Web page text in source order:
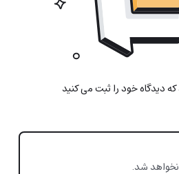
دیدگاه خود را ثبت می کنید
شد.